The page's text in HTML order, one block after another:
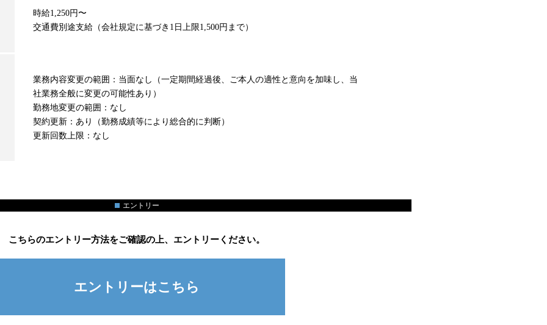
時給1,250円〜
交通費別途支給（会社規定に基づき1日上限1,500円まで）
業務内容変更の範囲：当面なし（一定期間経過後、ご本人の適性と意向を加味し、当
社業務全般に変更の可能性あり）
勤務地変更の範囲：なし
契約更新：あり（勤務成績等により総合的に判断）
更新回数上限：なし
エントリー
こちらのエントリー方法をご確認の上、エントリーください。
エントリーはこちら